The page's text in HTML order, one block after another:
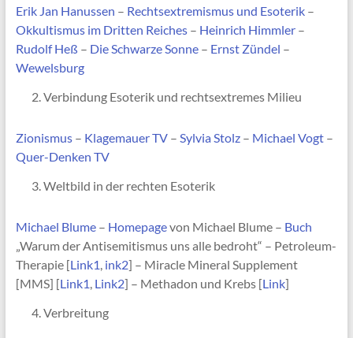
Erik Jan Hanussen – Rechtsextremismus und Esoterik–
Okkultismus im Dritten Reiches– Heinrich Himmler–
Rudolf Heß – Die Schwarze Sonne– Ernst Zündel –
Wewelsburg
Verbindung Esoterik und rechtsextremes Milieu
Zionismus– Klagemauer TV– Sylvia Stolz– Michael Vogt–
Quer-Denken TV
Weltbild in der rechten Esoterik
Michael Blume– Homepagevon Michael Blume – Buch
„Warum der Antisemitismus uns alle bedroht“ – Petroleum-
Therapie [Link1, ink2] – Miracle Mineral Supplement
[MMS] [Link1, Link2] – Methadon und Krebs [Link]
Verbreitung